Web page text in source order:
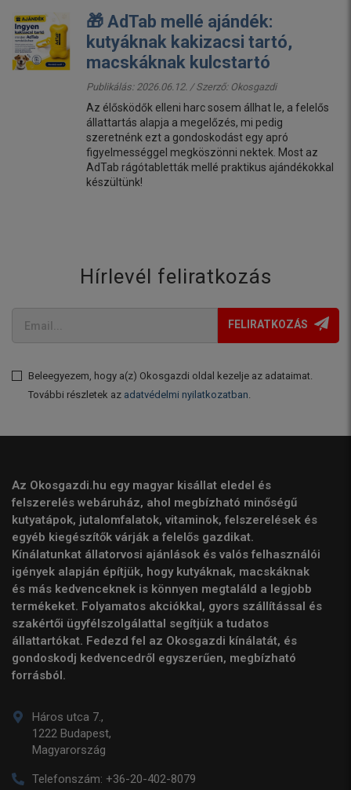
🎁 AdTab mellé ajándék:
kutyáknak kakizacsi tartó,
macskáknak kulcstartó
Publikálás: 2026.06.12. / Szerző: Okosgazdi
Az élősködők elleni harc sosem állhat le, a felelős
állattartás alapja a megelőzés, mi pedig
szeretnénk ezt a gondoskodást egy apró
figyelmességgel megköszönni nektek. Most az
AdTab rágótabletták mellé praktikus ajándékokkal
készültünk!
Hírlevél feliratkozás
FELIRATKOZÁS
Beleegyezem, hogy a(z) Okosgazdi oldal kezelje az adataimat.
További részletek az adatvédelmi nyilatkozatban.
Az Okosgazdi.hu egy magyar kisállat eledel és
felszerelés webáruház, ahol megbízható minőségű
kutyatápok, jutalomfalatok, vitaminok, felszerelések és
egyéb kiegészítők várják a felelős gazdikat.
Kínálatunkat állatorvosi ajánlások és valós felhasználói
igények alapján építjük, hogy kutyáknak, macskáknak
és más kedvenceknek is könnyen megtaláld a legjobb
termékeket. Folyamatos akciókkal, gyors szállítással és
szakértői ügyfélszolgálattal segítjük a tudatos
állattartókat. Fedezd fel az Okosgazdi kínálatát, és
gondoskodj kedvencedről egyszerűen, megbízható
forrásból.
Háros utca 7.,
1222 Budapest,
Magyarország
Telefonszám: +36-20-402-8079